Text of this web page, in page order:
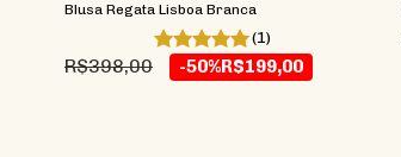
Blusa Regata Lisboa Branca
(1)
R$398,00 -50%R$199,00